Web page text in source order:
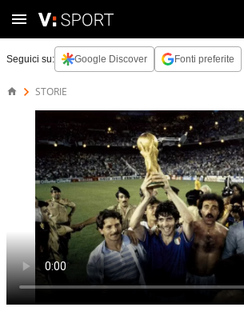
Seguici su: Google Discover Fonti preferite
STORIE